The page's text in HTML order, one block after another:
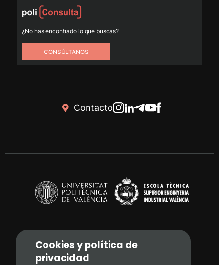
Cookies y política de
privacidad
¿No has encontrado lo que buscas?
CONSÚLTANOS
Contacto
Camí de Vera, s/n. 46022 - València